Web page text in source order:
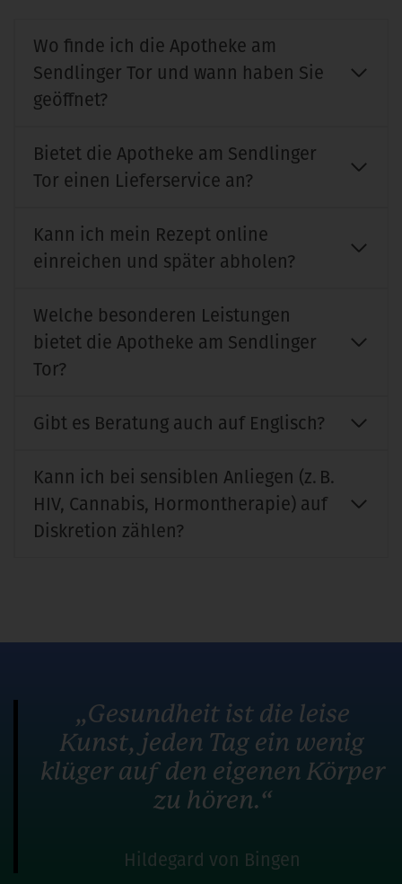
Wo finde ich die Apotheke am
Sendlinger Tor und wann haben Sie
geöffnet?
Bietet die Apotheke am Sendlinger
Tor einen Lieferservice an?
Kann ich mein Rezept online
einreichen und später abholen?
Welche besonderen Leistungen
bietet die Apotheke am Sendlinger
Tor?
Gibt es Beratung auch auf Englisch?
Kann ich bei sensiblen Anliegen (z. B.
HIV, Cannabis, Hormontherapie) auf
Diskretion zählen?
„Gesundheit ist die leise
Kunst, jeden Tag ein wenig
klüger auf den eigenen Körper
zu hören.“
Hildegard von Bingen